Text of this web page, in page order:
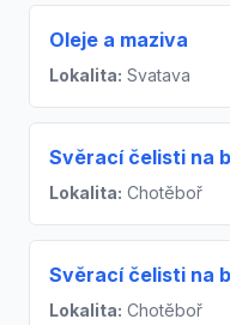
Oleje a maziva
Lokalita: Svatava
Svěrací čelisti na
Lokalita: Chotěboř
Svěrací čelisti na
Lokalita: Chotěboř